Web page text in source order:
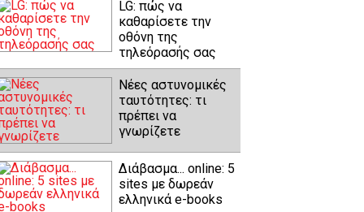
LG: πώς να
καθαρίσετε την
οθόνη της
τηλεόρασής σας
Νέες αστυνομικές
ταυτότητες: τι
πρέπει να
γνωρίζετε
Διάβασμα... online: 5
sites με δωρεάν
ελληνικά e-books